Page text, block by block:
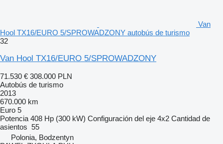
Van
Hool TX16/EURO 5/SPROWADZONY autobús de turismo
32
Van Hool TX16/EURO 5/SPROWADZONY
71.530 € 308.000 PLN
Autobús de turismo
2013
670.000 km
Euro 5
Potencia 408 Hp (300 kW) Configuración del eje 4x2 Cantidad de
asientos 55
Polonia, Bodzentyn